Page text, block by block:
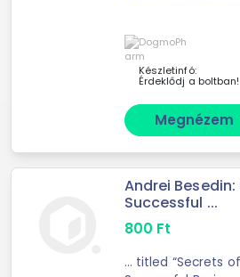
zsírtartalommal.
zsírtartalmú, jól
Készletinfó:
Érdeklődj a boltban!
Megnézem
Andrei
Successful ...
800 Ft
... titled “Secrets of Building